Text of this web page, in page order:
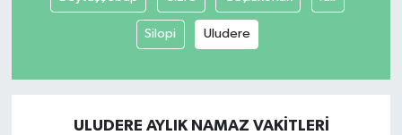
Silopi Uludere
ULUDERE AYLIK NAMAZ VAKITLERI